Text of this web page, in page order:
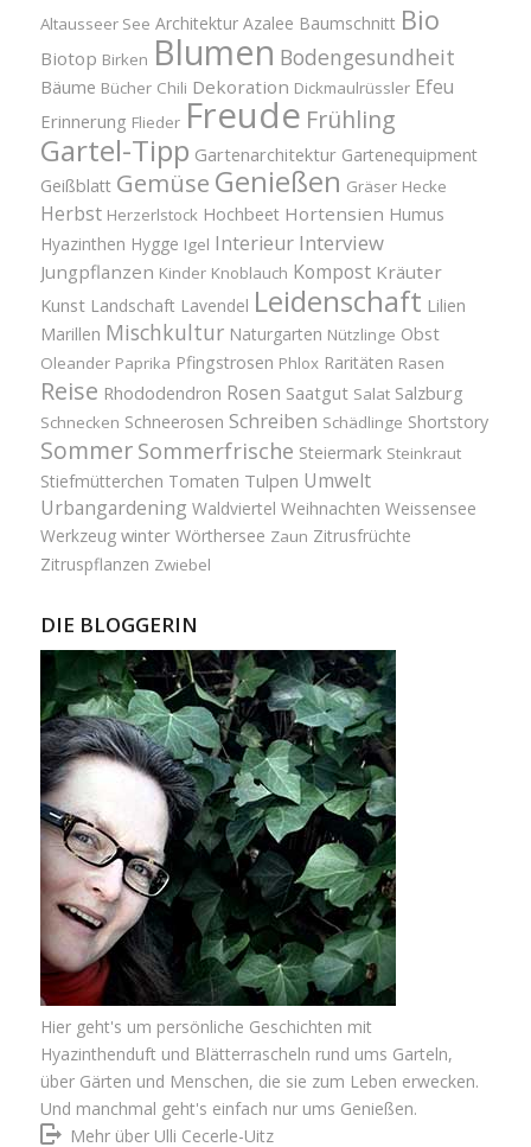
Altausseer See Architektur Azalee Baumschnitt Bio
Biotop Birken Blumen Bodengesundheit
Bäume Bücher Chili Dekoration Dickmaulrüssler Efeu
Erinnerung Flieder Freude Frühling
Gartel-Tipp Gartenarchitektur Gartenequipment
Geißblatt Gemüse Genießen Gräser Hecke
Herbst Herzerlstock Hochbeet Hortensien Humus
Hyazinthen Hygge Igel Interieur Interview
Jungpflanzen Kinder Knoblauch Kompost Kräuter
Kunst Landschaft Lavendel Leidenschaft Lilien
Marillen Mischkultur Naturgarten Nützlinge Obst
Oleander Paprika Pfingstrosen Phlox Raritäten Rasen
Reise Rhododendron Rosen Saatgut Salat Salzburg
Schnecken Schneerosen Schreiben Schädlinge Shortstory
Sommer Sommerfrische Steiermark Steinkraut
Stiefmütterchen Tomaten Tulpen Umwelt
Urbangardening Waldviertel Weihnachten Weissensee
Werkzeug winter Wörthersee Zaun Zitrusfrüchte
Zitruspflanzen Zwiebel
DIE BLOGGERIN
Hier geht's um persönliche Geschichten mit
Hyazinthenduft und Blätterrascheln rund ums Garteln,
über Gärten und Menschen, die sie zum Leben erwecken.
Und manchmal geht's einfach nur ums Genießen.
Mehr über Ulli Cecerle-Uitz